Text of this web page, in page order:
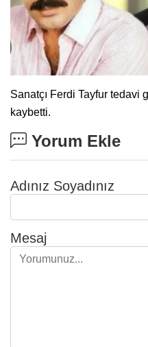
Sanatçı Ferdi Tayfur tedavi
kaybetti.
Yorum Ekle
Adınız Soyadınız
Mesaj